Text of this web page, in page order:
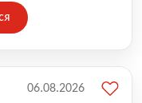
06.08.2026